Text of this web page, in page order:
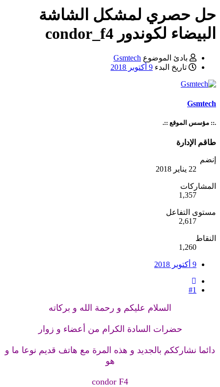
حل حصري لمشكل الشاشة
البيضاء لكوندور condor_f4
بادئ الموضوع Gsmtech
تاريخ البدء 9 أكتوبر 2018
Gsmtech
.:: مؤسس الموقع ::.
طاقم الإدارة
إنضم
22 يناير 2018
المشاركات
1,357
مستوى التفاعل
2,617
النقاط
1,260
9 أكتوبر 2018
#1
السلام عليكم و رحمة الله و بركاته
حضرات السادة الكرام من أعضاء و زوار
دائما نشارككم بالجديد و هذه المرة مع هاتف قديم نوعا ما و
هو
condor F4